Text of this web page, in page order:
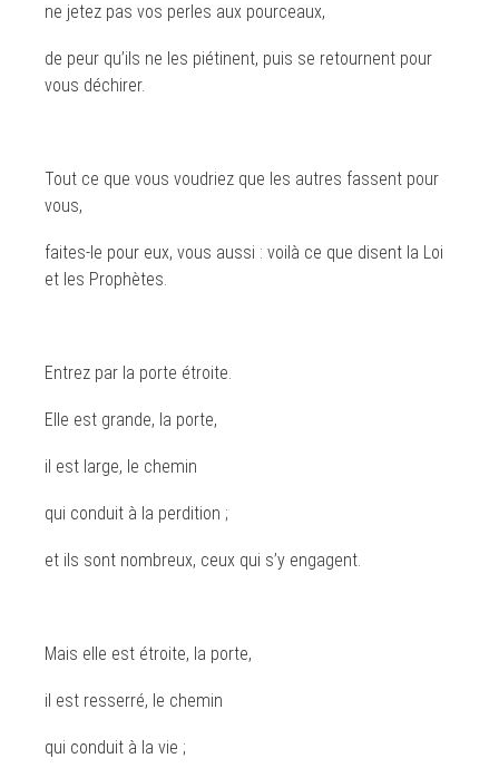
ne jetez pas vos perles aux pourceaux,
de peur qu’ils ne les piétinent, puis se retournent pour
vous déchirer.
Tout ce que vous voudriez que les autres fassent pour
vous,
faites-le pour eux, vous aussi : voilà ce que disent la Loi
et les Prophètes.
Entrez par la porte étroite.
Elle est grande, la porte,
il est large, le chemin
qui conduit à la perdition ;
et ils sont nombreux, ceux qui s’y engagent.
Mais elle est étroite, la porte,
il est resserré, le chemin
qui conduit à la vie ;